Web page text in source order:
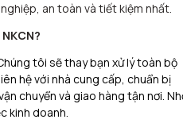
an toàn và tiết kiệm nhất.
tôi sẽ thay bạn xử lý toàn bộ
hệ với nhà cung cấp, chuẩn bị
chuyển và giao hàng tận nơi.
kinh doanh.